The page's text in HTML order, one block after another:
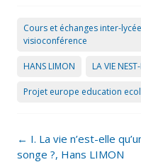
Cours et échanges inter-
visioconférence
HANS LIMON LA VIE
Projet europe education
Post
navigation
← I. La vie n’est-elle
songe ?, Hans LIMON